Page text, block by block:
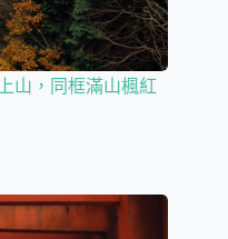
山，同框滿山楓紅